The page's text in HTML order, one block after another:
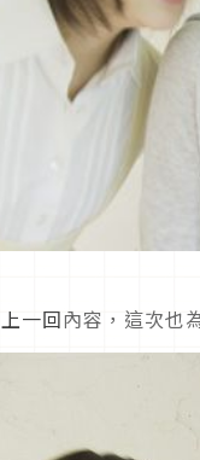
上一回內容，這次也